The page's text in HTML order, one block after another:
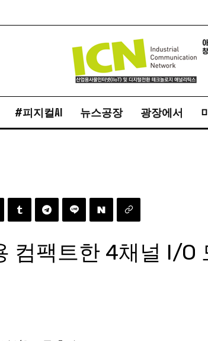
#피지컬AI 뉴스공장 광장에서
컴팩트한 4채널 I/O